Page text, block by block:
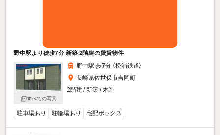
野中駅より徒歩7分 新築 2階建の賃貸物件
すべての写真
野中駅 歩7分 （松浦鉄道）
長崎県佐世保市吉岡町
2階建 / 新築 / 木造
駐車場あり 駐輪場あり 宅配ボックス